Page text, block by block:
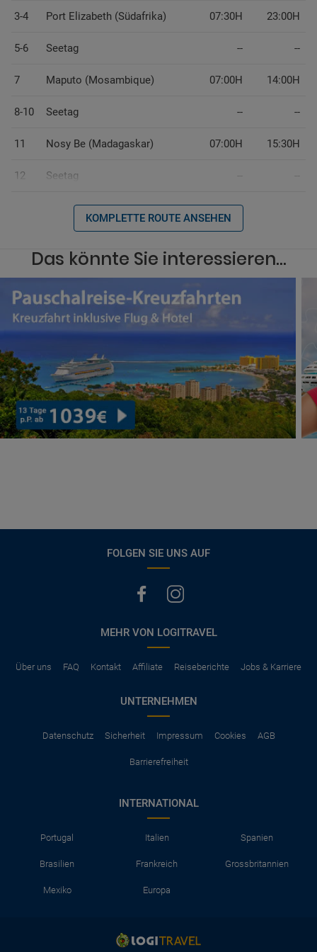
3-4 Port Elizabeth (Südafrika) 07:30H 23:00H
5-6 Seetag -- --
7 Maputo (Mosambique) 07:00H 14:00H
8-10 Seetag -- --
11 Nosy Be (Madagaskar) 07:00H 15:30H
12 Seetag -- --
KOMPLETTE ROUTE ANSEHEN
Das könnte Sie interessieren...
FOLGEN SIE UNS AUF
MEHR VON LOGITRAVEL
Über uns FAQ Kontakt Affiliate Reiseberichte Jobs & Karriere
UNTERNEHMEN
Datenschutz Sicherheit Impressum Cookies AGB
Barrierefreiheit
INTERNATIONAL
Portugal Italien Spanien
Brasilien Frankreich Grossbritannien
Mexiko Europa